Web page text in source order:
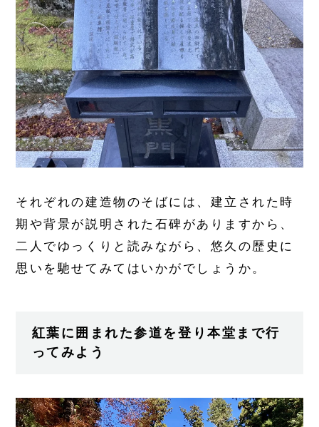
それぞれの建造物のそばには、建立された時
期や背景が説明された石碑がありますから、
二人でゆっくりと読みながら、悠久の歴史に
思いを馳せてみてはいかがでしょうか。
紅葉に囲まれた参道を登り本堂まで行
ってみよう